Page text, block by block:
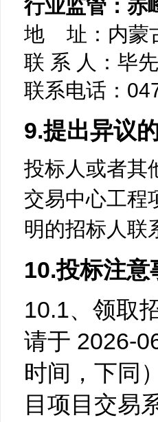
行业监管：赤
地 址：内蒙
联 系 人：毕
联系电话：
9.提出异议
投标人或者其
交易中心工程
明的招标人联
10.投标注意
10.1、领取
请于 2026-
时间，下同
目项目交易